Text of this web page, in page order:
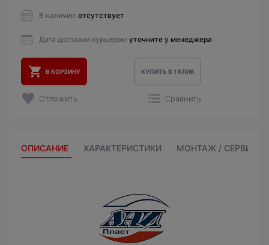
В наличии: отсутствует
Дата доставки курьером: уточните у менеджера
В КОРЗИНУ КУПИТЬ В 1 КЛИК
Отложить Сравнить
ОПИСАНИЕ ХАРАКТЕРИСТИКИ МОНТАЖ / СЕРВИС